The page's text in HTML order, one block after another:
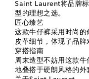
Saint Laurent将品牌
型的理想之选。
匠心臻艺
这款牛仔裤采用时尚
皮革细节，体现了品
穿搭指南
周末造型不妨用这款
地叠搭于硬朗风格的外